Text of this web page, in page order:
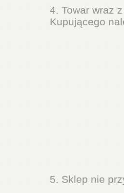
4. Towar wraz
Kupującego
5. Sklep nie